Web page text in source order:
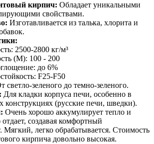
кирпич: Обладает уникальными
свойствами.
Изготавливается из талька, хлорита и
2500-2800 кг/м³
(М): 100 - 200
до 6%
F25-F50
светло-зеленого до темно-зеленого.
Для кладки корпуса печи, особенно в
конструкциях (русские печи, шведки).
Очень хорошо аккумулирует тепло и
создавая комфортный
Мягкий, легко обрабатывается. Стоимость
кирпича довольно высокая.